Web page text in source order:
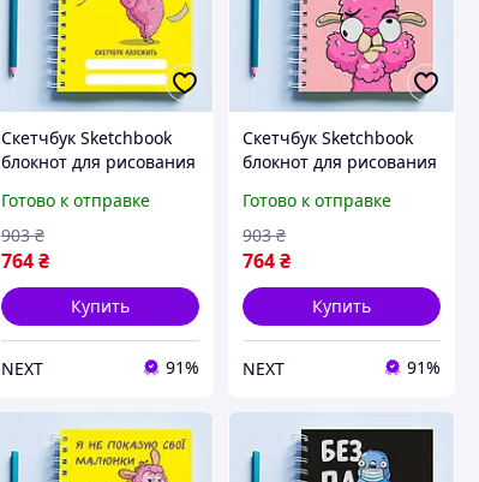
Скетчбук Sketchbook
блокнот для рисования
овечка Я не показываю
свои рисунки» А3
Кавун 48
Готово к отправке
764 ₴
903 ₴
Купить
NEXT 91%
Скетчбук Sketchbook
блокнот для рисования
«Оригинальные идеи
розовый» А3 Кавун 48
Готово к отправке
764₴
903 ₴
Купить
NEXT 91%